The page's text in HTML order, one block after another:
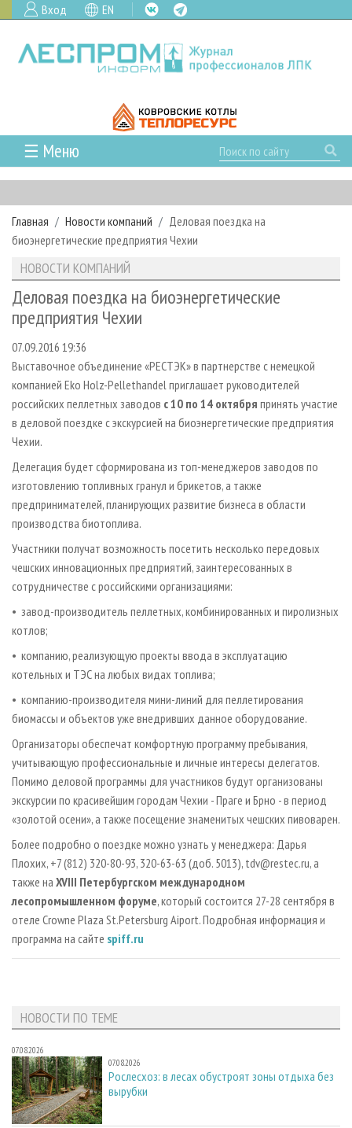
Вход EN
☰ Меню
ГЛАВНАЯ
РУБРИКИ И ТЕМЫ
РУБРИКИ ЖУРНАЛА
ЛЕСНОЕ ХОЗЯЙСТВО
ЛЕСОЗАГОТОВКА
ЛЕСОПИЛЕНИЕ
СУШКА ДРЕВЕСИНЫ
ПРОИЗВОДСТВО ДРЕВЕСНЫХ ПЛИТ
ДЕРЕВЯННОЕ ДОМОСТРОЕНИЕ
ПРОИЗВОДСТВО МЕБЕЛИ
БИОЭНЕРГЕТИКА
ЦБП
ИНСТРУМЕНТ И МАТЕРИАЛЫ
НОВОСТИ
КАЛЕНДАРЬ СОБЫТИЙ
НОВОСТИ ЛПК
НОВОСТИ ЖУРНАЛА
ПРОЕКТЫ ЛПИ
АНАЛИТИКА
ПРЕДПРИЯТИЯ ЛПК
ПЕРСОНЫ
МОБИЛЬНЫЕ ВЫСТАВКИ
ОФИЦИАЛЬНЫЕ ДЕЛЕГАЦИИ
ПРИОРИТЕТНЫЕ ИНВЕСТПРОЕКТЫ
RUSSIAN FORESTRY REVIEW
ГАЗЕТА ЛЕСПРОМФОРУМ
БИБЛИОТЕКА СПЕЦИАЛИСТА
АРХИВ ЖУРНАЛОВ
СТАТЬИ
О ЖУРНАЛЕ
ПОДПИСКА
КОНТАКТЫ
РЕКЛАМОДАТЕЛЯМ
РЕКЛАМА
РЕКЛАМА НА САЙТЕ
Главная Новости компаний
Деловая поездка на
биоэнергетические предприятия Чехии
НОВОСТИ КОМПАНИЙ
Деловая поездка на биоэнергетические
предприятия Чехии
07.09.2016 19:36
Выставочное объединение «РЕСТЭК» в партнерстве с немецкой
компанией Eko Holz-Pellethandel приглашает руководителей
российских пеллетных заводов с 10 по 14 октября принять участие
в деловой поездке с экскурсией на биоэнергетические предприятия
Чехии.
Делегация будет сформирована из топ-менеджеров заводов по
изготовлению топливных гранул и брикетов, а также
предпринимателей, планирующих развитие бизнеса в области
производства биотоплива.
Участники получат возможность посетить несколько передовых
чешских инновационных предприятий, заинтересованных в
сотрудничестве с российскими организациями:
• завод-производитель пеллетных, комбинированных и пиролизных
котлов;
• компанию, реализующую проекты ввода в эксплуатацию
котельных и ТЭС на любых видах топлива;
• компанию-производителя мини-линий для пеллетирования
биомассы и объектов уже внедривших данное оборудование.
Организаторы обеспечат комфортную программу пребывания,
учитывающую профессиональные и личные интересы делегатов.
Помимо деловой программы для участников будут организованы
экскурсии по красивейшим городам Чехии - Праге и Брно - в период
«золотой осени», а также посещение знаменитых чешских пивоварен.
Более подробно о поездке можно узнать у менеджера: Дарья
Плохих, +7 (812) 320-80-93, 320-63-63 (доб. 5013), tdv@restec.ru, а
также на XVIII Петербургском международном
лесопромышленном форуме, который состоится 27-28 сентября в
отеле Crowne Plaza St.Petersburg Aiport. Подробная информация и
программа на сайте spiff.ru
НОВОСТИ ПО ТЕМЕ
07.08.2026
07.08.2026
Рослесхоз: в лесах обустроят зоны отдыха без
вырубки